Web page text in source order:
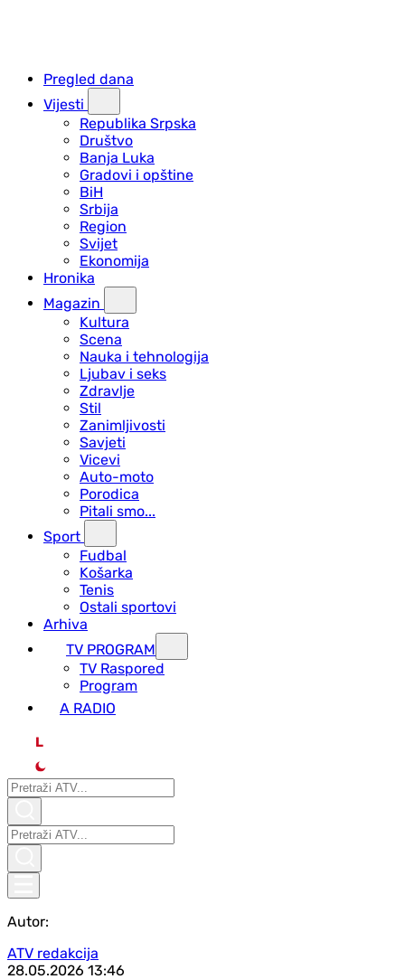
Pregled dana
Vijesti
Republika Srpska
Društvo
Banja Luka
Gradovi i opštine
BiH
Srbija
Region
Svijet
Ekonomija
Hronika
Magazin
Kultura
Scena
Nauka i tehnologija
Ljubav i seks
Zdravlje
Stil
Zanimljivosti
Savjeti
Vicevi
Auto-moto
Porodica
Pitali smo...
Sport
Fudbal
Košarka
Tenis
Ostali sportovi
Arhiva
TV PROGRAM
ТV Raspored
Program
A RADIO
L
Autor:
ATV redakcija
28.05.2026 13:46